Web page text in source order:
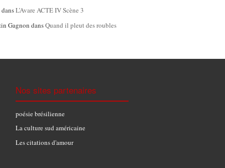
dansL’Avare ACTE IV Scène 3
Gagnon dansQuand il pleut des roubles
Nos sites partenaires
poésie brésilienne
La culture sud américaine
Les citations d'amour